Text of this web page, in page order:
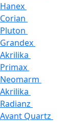
Hanex
Corian
Pluton
Grandex
Akrilika
Primax
Neomarm
Akrilika
Radianz
Avant Quartz